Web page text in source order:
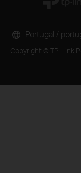
Copyright © TP-Link
Portugal /